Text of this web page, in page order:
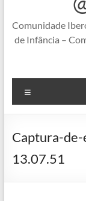
Comunidade
de Infância –
Captura-
13.07.51